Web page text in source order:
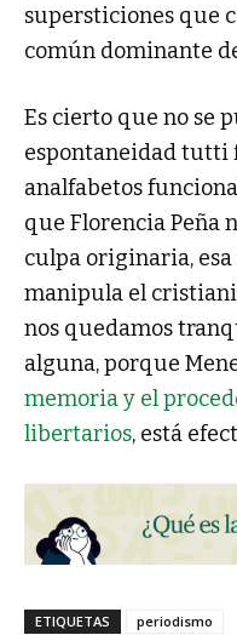
supersticiones que
común dominante
Es cierto que no se
espontaneidad tutti
analfabetos
que Florencia Peña
culpa originaria,
manipula el
nos quedamos
alguna, porque
memoria y el
libertarios, está
ETIQUETAS periodismo